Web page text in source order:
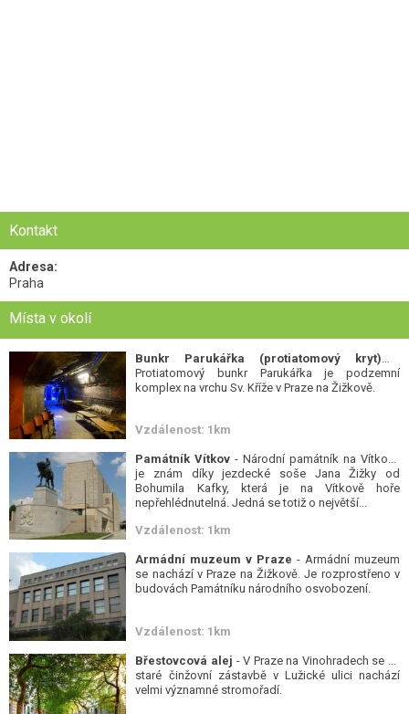
Kontakt
Adresa:
Praha
Místa v okolí
Protiatomový bunkr Parukářka je podzemní
komplex na vrchu Sv. Kříže v Praze na Žižkově.
Vzdálenost: 1km
Památník Vítkov - Národní památník na Vítkově
je znám díky jezdecké soše Jana Žižky od
Bohumila Kafky, která je na Vítkově hoře
nepřehlédnutelná. Jedná se totiž o největší...
Vzdálenost: 1km
Armádní muzeum v Praze - Armádní muzeum
se nachází v Praze na Žižkově. Je rozprostřeno v
budovách Památníku národního osvobození.
Vzdálenost: 1km
Břestovcová alej - V Praze na Vinohradech se ve
staré činžovní zástavbě v Lužické ulici nachází
velmi významné stromořadí.